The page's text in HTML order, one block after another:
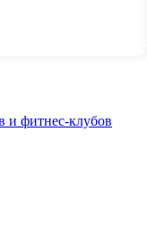
и фитнес-клубов